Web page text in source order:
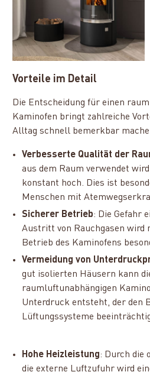
Vorteile im Detail
Die Entscheidung für einen
Kaminofen bringt zahlreiche
Alltag schnell bemerkbar
Verbesserte Qualität der
aus dem Raum verwendet
konstant hoch. Dies ist
Menschen mit
Sicherer Betrieb: Die Gefahr
Austritt von Rauchgasen wird
Betrieb des Kaminofens
Vermeidung von
gut isolierten Häusern kann
raumluftunabhängigen
Unterdruck entsteht, der den
Lüftungssysteme
Hohe Heizleistung: Durch die
die externe Luftzufuhr wird